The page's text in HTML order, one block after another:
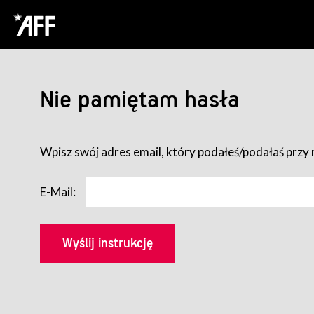
Nie pamiętam hasła
Wpisz swój adres email, który podałeś/podałaś
E-Mail: